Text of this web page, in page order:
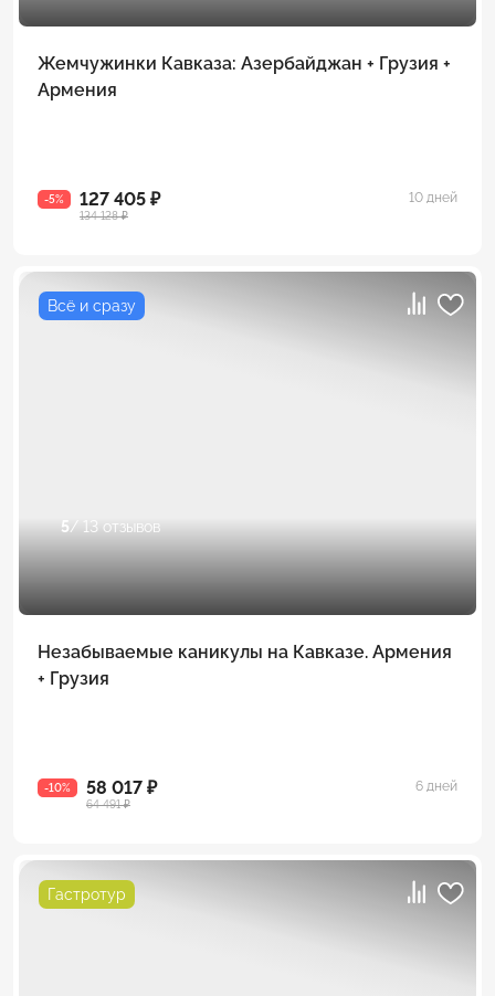
Жемчужинки Кавказа: Азербайджан + Грузия +
Армения
-5% 127 405 ₽
134 128 ₽
10 дней
Всё и сразу
5/ 13 отзывов
Незабываемые каникулы на Кавказе. Армения
+ Грузия
-10% 58 017 ₽
64 491 ₽
6 дней
Гастротур